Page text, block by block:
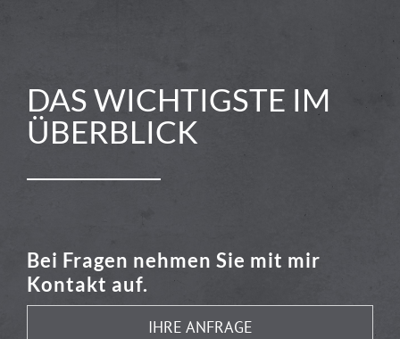
DAS WICHTIGSTE IM
ÜBERBLICK
Bei Fragen nehmen Sie mit mir
Kontakt auf.
IHRE ANFRAGE